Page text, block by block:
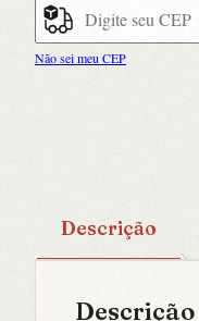
Não sei meu CEP
Descrição
Descrição